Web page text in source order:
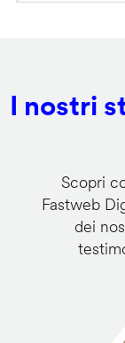
I nostri
Scopri
Fastweb
dei